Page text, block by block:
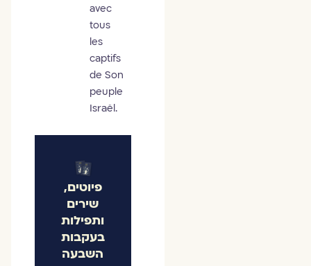
avec
tous
les
captifs
de Son
peuple
Israël.
פיוטים,
שירים
ותפילות
בעקבות
השבעה